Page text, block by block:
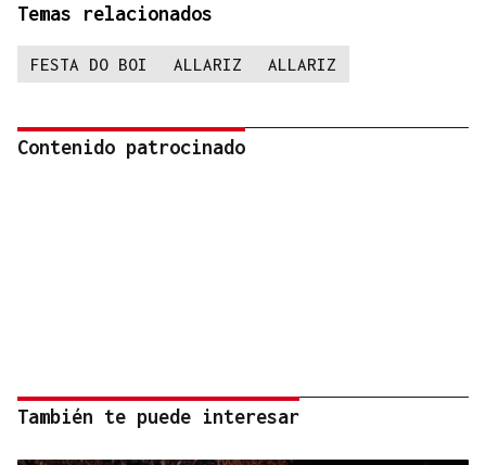
Temas relacionados
FESTA DO BOI ALLARIZ ALLARIZ
Contenido patrocinado
También te puede interesar